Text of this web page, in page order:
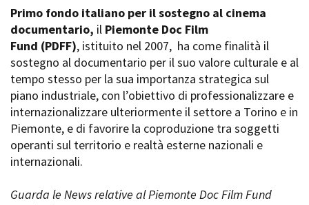
Partner
Rete regionale
Bilancio sociale
Amministrazione
trasparente
Bandi e gare
Sostenibilità ambientale
SERVIZI
Servizi generali
Spazi nella sede FCTP
Guarda che storia!
La Grazia - Immagini e
location della Torino di Paolo
Sorrentino
Open Day
Ciak in TOur!
FESTIVAL, MARKETS,
AWARDS
International Film Festival
Festival de Cannes
Primo fondo italiano per il sostegno al cinema
documentario, il Piemonte Doc Film
Fund (PDFF), istituito nel 2007, ha come finalità il
sostegno al documentario per il suo valore culturale e al
tempo stesso per la sua importanza strategica sul
piano industriale, con l’obiettivo di professionalizzare e
internazionalizzare ulteriormente il settore a Torino e in
Piemonte, e di favorire la coproduzione tra soggetti
operanti sul territorio e realtà esterne nazionali e
internazionali.
Guarda le News relative al Piemonte Doc Film Fund